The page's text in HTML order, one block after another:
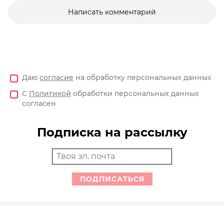
Написать комментарий
Даю согласие на обработку персональных данных
С Политикой обработки персональных данных
согласен
Подписка на рассылку
ПОДПИСАТЬСЯ